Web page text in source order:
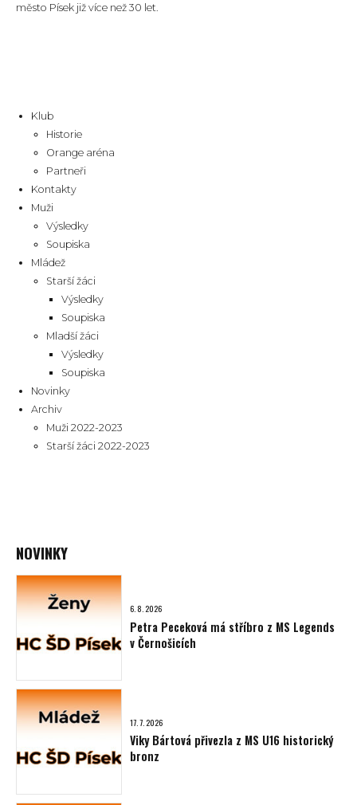
město Písek již více než 30 let.
Klub
Historie
Orange aréna
Partneři
Kontakty
Muži
Výsledky
Soupiska
Mládež
Starší žáci
Výsledky
Soupiska
Mladší žáci
Výsledky
Soupiska
Novinky
Archiv
Muži 2022-2023
Starší žáci 2022-2023
NOVINKY
6. 8. 2026
Petra Peceková má stříbro z MS Legends
v Černošicích
17. 7. 2026
Viky Bártová přivezla z MS U16 historický
bronz